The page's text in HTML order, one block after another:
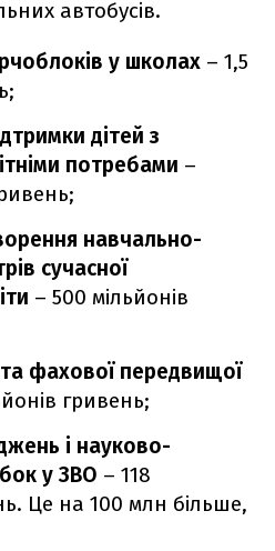
автобусів.
у школах – 1,5
дітей з
потребами –
навчально-
сучасної
– 500 мільйонів
фахової передвищої
гривень;
і науково-
у ЗВО – 118
Це на 100 млн більше,